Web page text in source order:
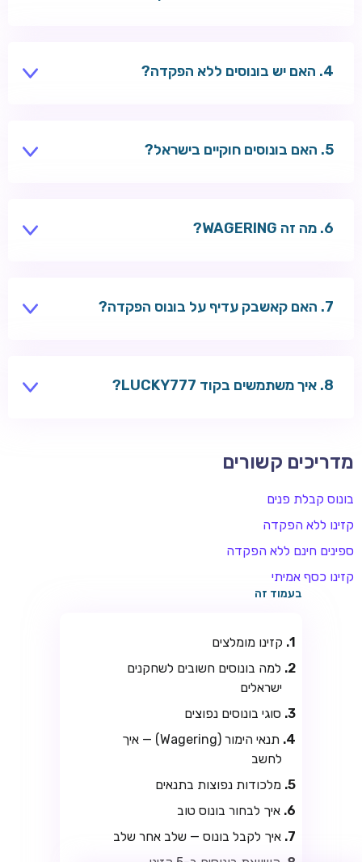
TSARS
ההפקדה הראשונה
CASOO
חדשים
ROYSPINS
חינם על ההפקדות הראשונות
האם יש בונוסים ללא הפקדה?
האם בונוסים חוקיים בישראל?
מה זה WAGERING?
האם קאשבק עדיף על בונוס הפקדה?
איך משתמשים בקוד LUCKY777?
מדריכים קשורים
בונוס קבלת פנים
קזינו ללא הפקדה
ספינים חינם ללא הפקדה
קזינו כסף אמיתי
בעמוד זה
קזינו מומלצים
למה בונוסים חשובים לשחקנים
ישראלים
סוגי בונוסים נפוצים
תנאי הימור (Wagering) — איך
לחשב
מלכודות נפוצות בתנאים
איך לבחור בונוס טוב
איך לקבל בונוס — שלב אחר שלב